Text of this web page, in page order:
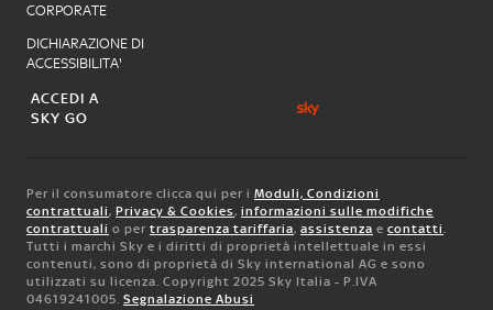
CORPORATE
DICHIARAZIONE DI
ACCESSIBILITA'
ACCEDI A
SKY GO
Per il consumatore clicca qui per i Moduli, Condizioni
contrattuali, Privacy & Cookies, informazioni sulle modifiche
contrattuali o per trasparenza tariffaria, assistenza e contatti.
Tutti i marchi Sky e i diritti di proprietà intellettuale in essi
contenuti, sono di proprietà di Sky international AG e sono
utilizzati su licenza. Copyright 2025 Sky Italia - P.IVA
04619241005. Segnalazione Abusi